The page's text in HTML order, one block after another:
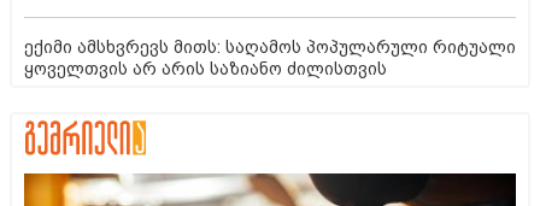
ექიმი ამსხვრევს მითს: საღამოს პოპულარული რიტუალი
ყოველთვის არ არის საზიანო ძილისთვის